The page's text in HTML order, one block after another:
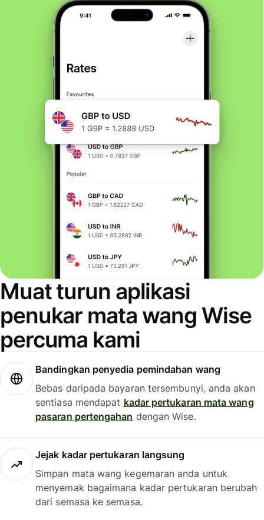
Muat turun aplikasi
penukar mata wang Wise
percuma kami
Bandingkan penyedia pemindahan wang
Bebas daripada bayaran tersembunyi, anda akan
sentiasa mendapat kadar pertukaran mata wang
pasaran pertengahan dengan Wise.
Jejak kadar pertukaran langsung
Simpan mata wang kegemaran anda untuk
menyemak bagaimana kadar pertukaran berubah
dari semasa ke semasa.